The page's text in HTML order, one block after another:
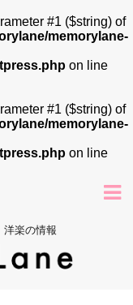
#1 ($string) of
memorylane-
on line
#1 ($string) of
memorylane-
on line
洋楽の情報